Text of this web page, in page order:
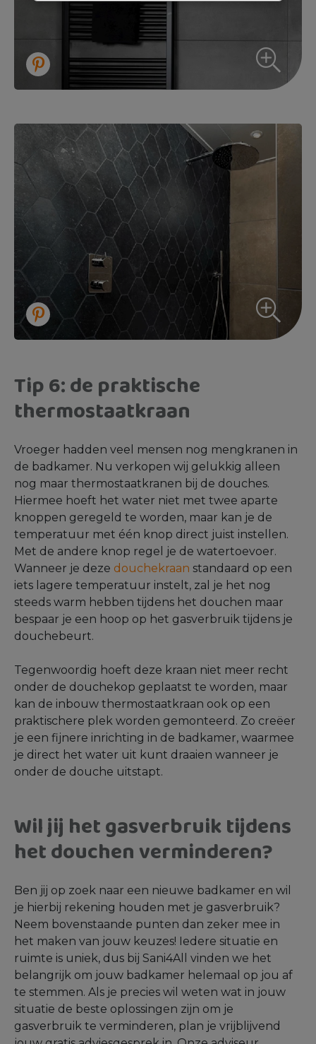
Tip 6: de praktische
thermostaatkraan
Vroeger hadden veel mensen nog mengkranen in
de badkamer. Nu verkopen wij gelukkig alleen
nog maar thermostaatkranen bij de douches.
Hiermee hoeft het water niet met twee aparte
knoppen geregeld te worden, maar kan je de
temperatuur met één knop direct juist instellen.
Met de andere knop regel je de watertoevoer.
Wanneer je deze douchekraan standaard op een
iets lagere temperatuur instelt, zal je het nog
steeds warm hebben tijdens het douchen maar
bespaar je een hoop op het gasverbruik tijdens je
douchebeurt.
Tegenwoordig hoeft deze kraan niet meer recht
onder de douchekop geplaatst te worden, maar
kan de inbouw thermostaatkraan ook op een
praktischere plek worden gemonteerd. Zo creëer
je een fijnere inrichting in de badkamer, waarmee
je direct het water uit kunt draaien wanneer je
onder de douche uitstapt.
Wil jij het gasverbruik tijdens
het douchen verminderen?
Ben jij op zoek naar een nieuwe badkamer en wil
je hierbij rekening houden met je gasverbruik?
Neem bovenstaande punten dan zeker mee in
het maken van jouw keuzes! Iedere situatie en
ruimte is uniek, dus bij Sani4All vinden we het
belangrijk om jouw badkamer helemaal op jou af
te stemmen. Als je precies wil weten wat in jouw
situatie de beste oplossingen zijn om je
gasverbruik te verminderen, plan je vrijblijvend